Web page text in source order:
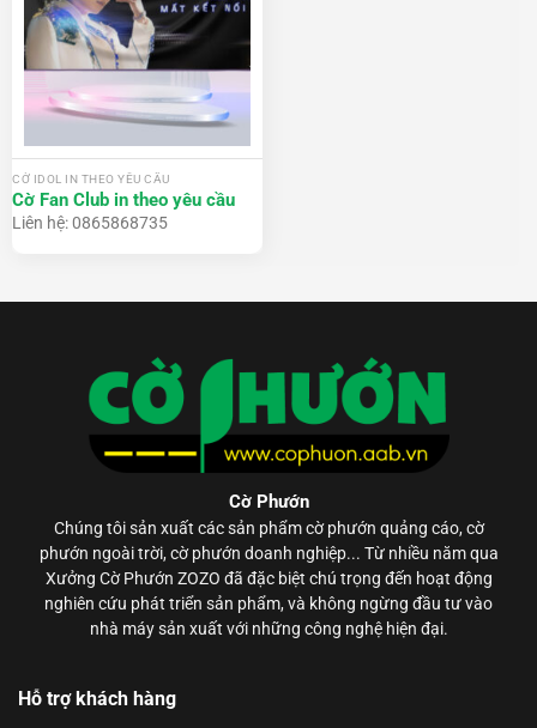
CỜ IDOL IN THEO YÊU CẦU
Cờ Fan Club in theo yêu cầu
Liên hệ: 0865868735
Cờ Phướn
Chúng tôi sản xuất các sản phẩmcờ phướn quảng cáo, cờ
phướn ngoài trời, cờ phướn doanh nghiệp... Từ nhiều năm qua
Xưởng Cờ Phướn ZOZO đã đặc biệt chú trọng đến hoạt động
nghiên cứu phát triển sản phẩm, và không ngừng đầu tư vào
nhà máy sản xuất với những công nghệ hiện đại.
Hỗ trợ khách hàng